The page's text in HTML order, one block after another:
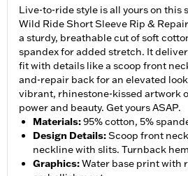
Live-to-ride style is all yours on this
Wild Ride Short Sleeve Rip &
a sturdy, breathable cut of soft
spandex for added stretch. It
fit with details like a scoop front
and-repair back for an elevated
vibrant, rhinestone-kissed artwork
power and beauty. Get yours ASAP.
Materials:95% cotton, 5%
Design Details:Scoop front
neckline with slits. Turnback
Graphics:Water base print with